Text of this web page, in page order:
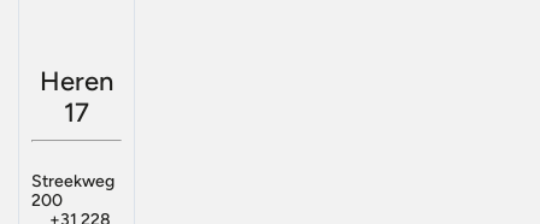
Heren
17
Streekweg
200